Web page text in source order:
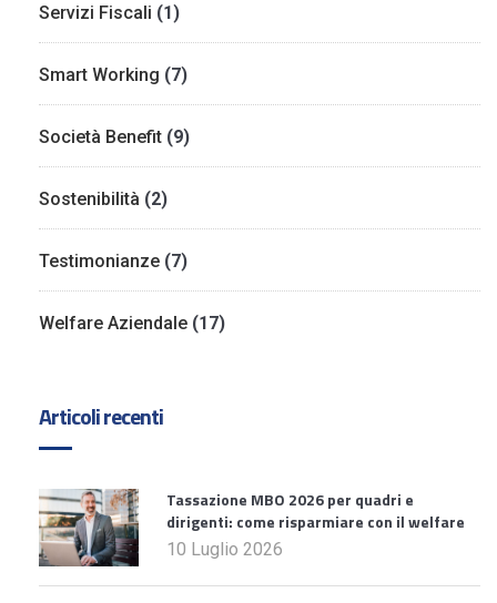
Servizi Fiscali (1)
Smart Working (7)
Società Benefit (9)
Sostenibilità (2)
Testimonianze (7)
Welfare Aziendale (17)
Articoli recenti
Tassazione MBO 2026 per quadri e
dirigenti: come risparmiare con il welfare
10 Luglio 2026